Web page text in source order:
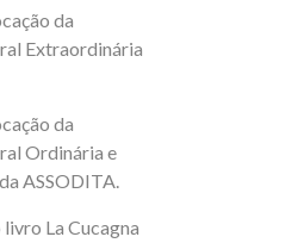
da
Extraordinária
da
Ordinária e
ASSODITA.
La Cucagna